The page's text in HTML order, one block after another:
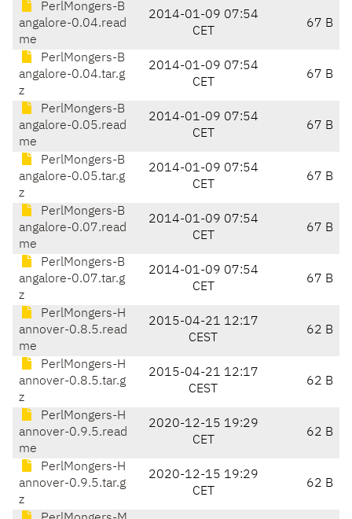
PerlMongers-B
angalore-0.04.read
me
2014-01-09 07:54
CET
67 B
PerlMongers-B
angalore-0.04.tar.g
z
2014-01-09 07:54
CET
67 B
PerlMongers-B
angalore-0.05.read
me
2014-01-09 07:54
CET
67 B
PerlMongers-B
angalore-0.05.tar.g
z
2014-01-09 07:54
CET
67 B
PerlMongers-B
angalore-0.07.read
me
2014-01-09 07:54
CET
67 B
PerlMongers-B
angalore-0.07.tar.g
z
2014-01-09 07:54
CET
67 B
PerlMongers-H
annover-0.8.5.read
me
2015-04-21 12:17
CEST
62 B
PerlMongers-H
annover-0.8.5.tar.g
z
2015-04-21 12:17
CEST
62 B
PerlMongers-H
annover-0.9.5.read
me
2020-12-15 19:29
CET
62 B
PerlMongers-H
annover-0.9.5.tar.g
z
2020-12-15 19:29
CET
62 B